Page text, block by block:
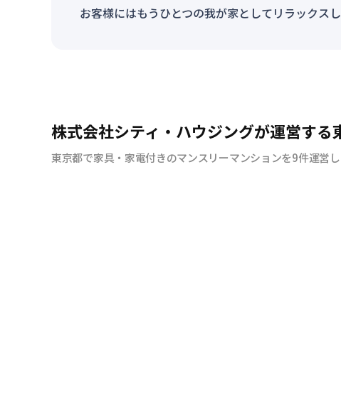
お客様にはもうひとつの我が家としてリラックス
株式会社シティ・ハウジングが運営す
東京都で家具・家電付きのマンスリーマンションを9件運営し